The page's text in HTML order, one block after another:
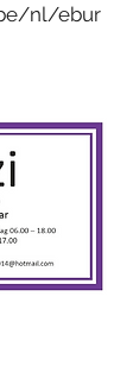
nl/ebur